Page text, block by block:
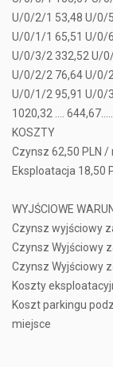
U/0/2/1 53,48 U/0/
U/0/1/1 65,51 U/0/
U/0/3/2 332,52 U/
U/0/2/2 76,64 U/0/
U/0/1/2 95,91 U/0/
1020,32 ….
KOSZTY
Czynsz 62,50 PLN
Eksploatacja 18,50
WYJŚCIOWE
Czynsz wyjściowy
Czynsz Wyjściowy
Czynsz Wyjściowy
Koszty
Koszt parkingu
miejsce